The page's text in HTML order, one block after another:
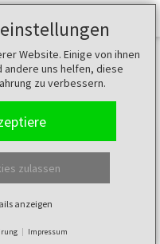
Website. Einige von ihnen
uns helfen, diese
zu verbessern.
zulassen
anzeigen
Impressum